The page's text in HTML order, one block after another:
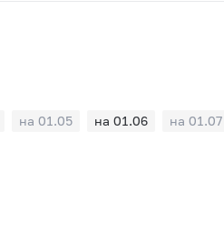
на 01.05 на 01.06 на 01.07